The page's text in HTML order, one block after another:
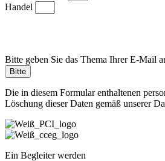
Handel
Bitte geben Sie das Thema Ihrer E-Mail
Bitte
Die in diesem Formular enthaltenen
Löschung dieser Daten gemäß unserer
Ein Begleiter werden